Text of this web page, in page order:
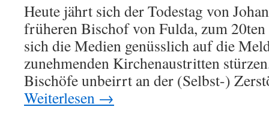
Heute jährt sich der Todestag von
früheren Bischof von Fulda, zum
sich die Medien genüsslich auf die
zunehmenden Kirchenaustritten
Bischöfe unbeirrt an der (Selbst-)
Weiterlesen →